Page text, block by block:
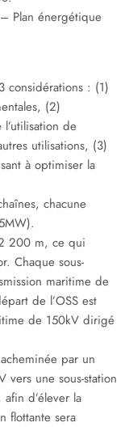
Plan énergétique
considérations : (1)
(2)
de
utilisations, (3)
à optimiser la
chacune
200 m, ce qui
Chaque sous-
maritime de
de l’OSS est
de 150kV dirigé
par un
vers une sous-station
d’élever la
flottante sera